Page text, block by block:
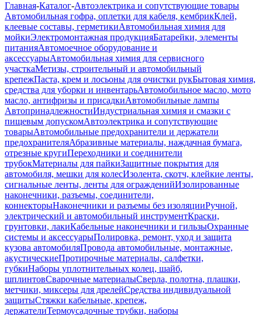
Главная-Каталог-Автоэлектрика и сопутствующие товары
Автомобильная гофра, оплетки для кабеля, кембрикКлей,
клеевые составы, герметикиАвтомобильная химия для
мойкиЭлектромонтажная продукцияБатарейки, элементы
питанияАвтомоечное оборудование и
аксессуарыАвтомобильная химия для сервисного
участкаМетизы, строительный и автомобильный
крепежПаста, крем и лосьоны для очистки рукБытовая химия,
средства для уборки и инвентарьАвтомобильное масло, мото
масло, антифризы и присадкиАвтомобильные лампы
АвтопринадлежностиИндустриальная химия и смазки с
пищевым допускомАвтоэлектрика и сопутствующие
товарыАвтомобильные предохранители и держатели
предохранителяАбразивные материалы, наждачная бумага,
отрезные кругиПереходники и соединители
трубокМатериалы для пайкиЗащитные покрытия для
автомобиля, мешки для колесИзолента, скотч, клейкие ленты,
сигнальные ленты, ленты для огражденийИзолированные
наконечники, разъемы, соединители,
коннекторыНаконечники и разъемы без изоляцииРучной,
электрический и автомобильный инструментКраски,
грунтовки, лакиКабельные наконечники и гильзыОхранные
системы и аксессуарыПолировка, ремонт, уход и защита
кузова автомобиляПровода автомобильные, монтажные,
акустическиеПротирочные материалы, салфетки,
губкиНаборы уплотнительных колец, шайб,
шплинтовСварочные материалыСверла, полотна, плашки,
метчики, миксеры для дрелейСредства индивидуальной
защитыСтяжки кабельные, крепеж,
держателиТермоусадочные трубки, наборы